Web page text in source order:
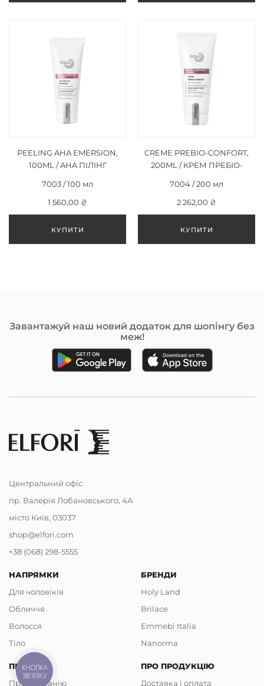
PEELING AHA EMERSION,
100ML / AHA ПІЛІНГ
7003 / 100 мл
1 560,00 ₴
CREME PREBIO-CONFORT,
200ML / КРЕМ ПРЕБІО-
7004 / 200 мл
2 262,00 ₴
Завантажуй наш новий додаток для шопінгу без
меж!
Центральний офіс
пр. Валерія Лобановського, 4А
місто Київ, 03037
shop@elfori.com
+38 (068) 298-5555
НАПРЯМКИ
Для чоловіків
Обличчя
Волосся
Тіло
БРЕНДИ
Holy Land
Brilace
Emmebi Italia
Nanorma
ПРО НАС
Про компанію
ПРО ПРОДУКЦІЮ
Доставка і оплата
КНОПКА
ЗВ'ЯЗКУ